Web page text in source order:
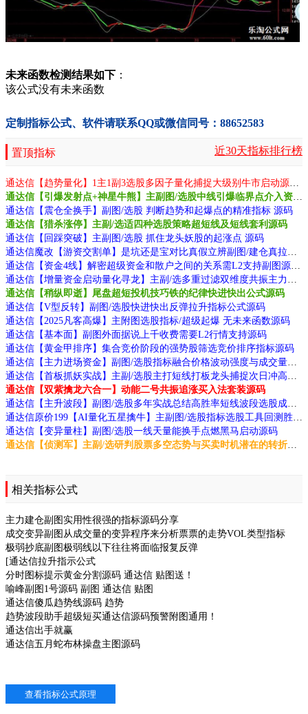
未来函数检测结果如下 ：
该公式没有未来函数
定制指标公式、软件请联系QQ或微信同号：88652583
置顶指标 近30天指标排行榜
通达信【趋势量化】1主1副3选股多因子量化捕捉大级别牛市启动源码
通达信【引爆发射点+神星牛熊】主副图/选股中线引爆临界点介入资金利用效率高源码
通达信【震仓全换手】副图/选股 判断趋势和起爆点的精准指标 源码
通达信【猎杀涨停】主副/选适四种选股策略超短线及短线套利源码
通达信【回踩突破】主副图/选股 抓住龙头妖股的起涨点 源码
通达信魔改【游资交割单】是坑还是宝对比真假立辨副图/建仓真拉升源码
通达信【资金4线】解密超级资金和散户之间的关系需L2支持副图源码
通达信【增量资金启动量化寻龙】主副/选多重过滤双维度共振主力资金识别与共振源码
通达信【稍纵即逝】尾盘超短投机技巧铁的纪律快进快出公式源码
通达信【V型反转】副图/选股快进快出反弹拉升指标公式源码
通达信【2025凡客高爆】主附图选股指标/超级起爆 无未来函数源码
通达信【基本面】副图外面据说上千收费需要L2行情支持源码
通达信【黄金甲排序】集合竞价阶段的强势股筛选竞价排序指标源码
通达信【主力进场资金】副图/选股指标融合价格波动强度与成交量分布原理规避假放量陷阱源码
通达信【首板抓妖实战】主副/选股主打短线打板龙头捕捉次日冲高套利源码
通达信【双紫擒龙六合一】动能二号共振追涨买入法套装源码
通达信【主升波段】副图/选股多年实战总结高胜率短线波段选股成功率惊人源码
通达信原价199【AI量化五星擒牛】主副图/选股指标选股工具回测胜率96%源码
通达信【变异量柱】副图/选股一线天量能换手点燃黑马启动源码
通达信【侦测军】主副/选研判股票多空态势与买卖时机潜在的转折点源码
相关指标公式
主力建仓副图实用性很强的指标源码分享
成交变异副图从成交量的变异程序来分析票票的走势VOL类型指标
极弱抄底副图极弱线以下往往将面临报复反弹
[通达信拉升指示公式
分时图标提示黄金分割源码 通达信 贴图送！
喻峰副图1号源码 副图 通达信 贴图
通达信傻瓜趋势线源码 趋势
趋势波段助手超级短买通达信源码预警附图通用！
通达信出手就赢
通达信五月蛇布林操盘主图源码